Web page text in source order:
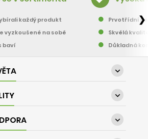
každý produkt
vyzkoušené na sobě
baví
Prvotřídní
Skvělá
Důkladná
❯


